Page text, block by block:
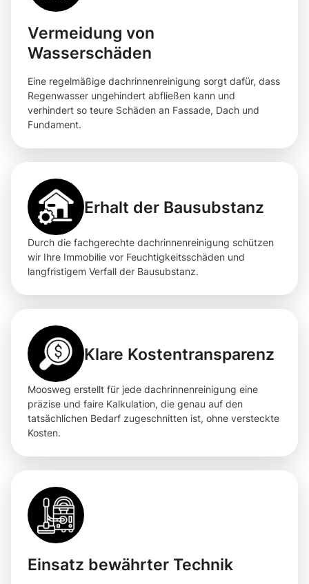
Vermeidung von
Wasserschäden
Eine regelmäßige dachrinnenreinigung sorgt dafür, dass
Regenwasser ungehindert abfließen kann und
verhindert so teure Schäden an Fassade, Dach und
Fundament.
Erhalt der Bausubstanz
Durch die fachgerechte dachrinnenreinigung schützen
wir Ihre Immobilie vor Feuchtigkeitsschäden und
langfristigem Verfall der Bausubstanz.
Klare Kostentransparenz
Moosweg erstellt für jede dachrinnenreinigung eine
präzise und faire Kalkulation, die genau auf den
tatsächlichen Bedarf zugeschnitten ist, ohne versteckte
Kosten.
Einsatz bewährter Technik